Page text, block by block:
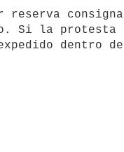
Si la protesta
dentro